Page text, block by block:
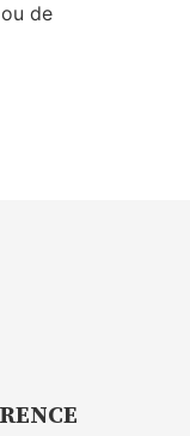
de